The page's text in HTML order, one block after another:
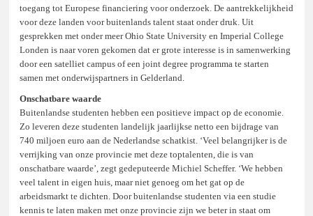
toegang tot Europese financiering voor onderzoek. De aantrekkelijkheid
voor deze landen voor buitenlands talent staat onder druk. Uit
gesprekken met onder meer Ohio State University en Imperial College
Londen is naar voren gekomen dat er grote interesse is in samenwerking
door een satelliet campus of een joint degree programma te starten
samen met onderwijspartners in Gelderland.
Onschatbare waarde
Buitenlandse studenten hebben een positieve impact op de economie.
Zo leveren deze studenten landelijk jaarlijkse netto een bijdrage van
740 miljoen euro aan de Nederlandse schatkist. ‘Veel belangrijker is de
verrijking van onze provincie met deze toptalenten, die is van
onschatbare waarde’, zegt gedeputeerde Michiel Scheffer. ‘We hebben
veel talent in eigen huis, maar niet genoeg om het gat op de
arbeidsmarkt te dichten. Door buitenlandse studenten via een studie
kennis te laten maken met onze provincie zijn we beter in staat om